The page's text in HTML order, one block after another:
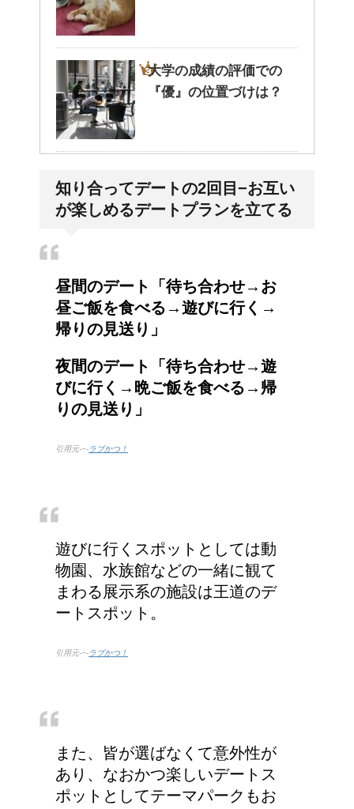
大学の成績の評価での
『優』の位置づけは？
の違和感の原因は「肩こ
り」？！
知り合ってデートの2回目−お互い
が楽しめるデートプランを立てる
昼間のデート「待ち合わせ→お
昼ご飯を食べる→遊びに行く→
帰りの見送り」
夜間のデート「待ち合わせ→遊
びに行く→晩ご飯を食べる→帰
りの見送り」
引用元-−-ラブかつ！
遊びに行くスポットとしては動
物園、水族館などの一緒に観て
まわる展示系の施設は王道のデ
ートスポット。
引用元-−-ラブかつ！
また、皆が選ばなくて意外性が
あり、なおかつ楽しいデートス
ポットとしてテーマパークもお